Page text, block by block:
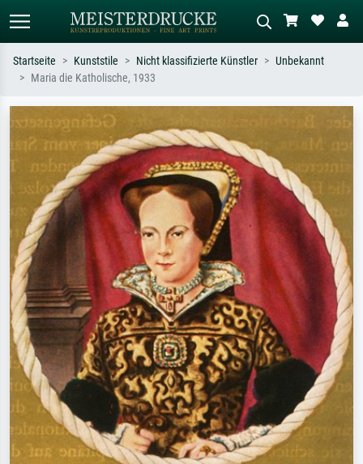
Suchen Sie nach Künstlern, Werktiteln
oder Stilen – z.B. Monet,
Sternennacht, Impressionismus, Welle
Hokusai, Akt.
Beschreiben Sie die Szene – z.B. Grüne
Wiese, Abstrakt mit viel Rot, Dunkles
Ölgemälde, Stehender Akt neben einem
Baum.
Startseite Kunststile Nicht klassifizierte Künstler
Unbekannt
Maria die Katholische, 1933